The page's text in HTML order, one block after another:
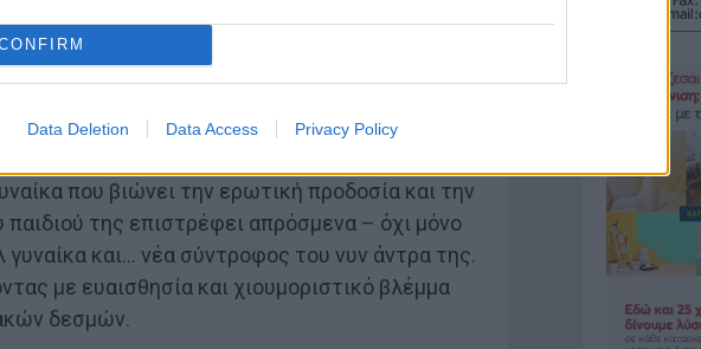
Data Deletion Data Access Privacy Policy
που βιώνει την ερωτική προδοσία και την
της επιστρέφει απρόσμενα – όχι μόνο
και… νέα σύντροφος του νυν άντρα της.
με ευαισθησία και χιουμοριστικό βλέμμα
δεσμών.